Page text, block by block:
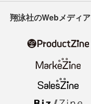
翔泳社のWebメディア